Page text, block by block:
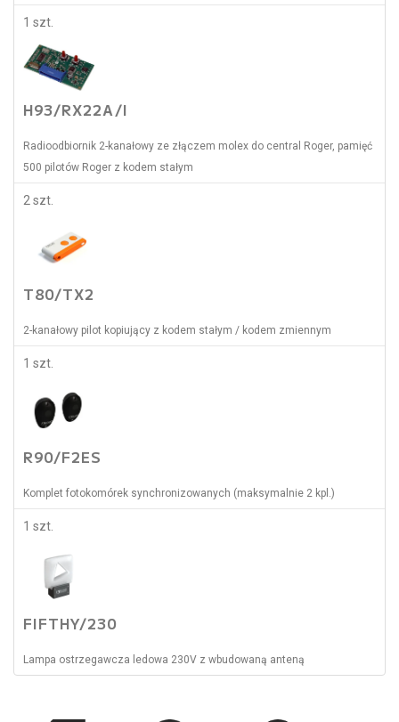
1 szt.
H93/RX22A/I
Radioodbiornik 2-kanałowy ze złączem molex do central Roger, pamięć
500 pilotów Roger z kodem stałym
2 szt.
T80/TX2
2-kanałowy pilot kopiujący z kodem stałym / kodem zmiennym
1 szt.
R90/F2ES
Komplet fotokomórek synchronizowanych (maksymalnie 2 kpl.)
1 szt.
FIFTHY/230
Lampa ostrzegawcza ledowa 230V z wbudowaną anteną